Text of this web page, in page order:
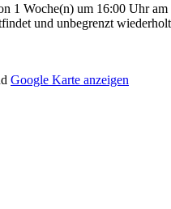
1 Woche(n) um 16:00 Uhr am
und unbegrenzt wiederholt
Google Karte anzeigen